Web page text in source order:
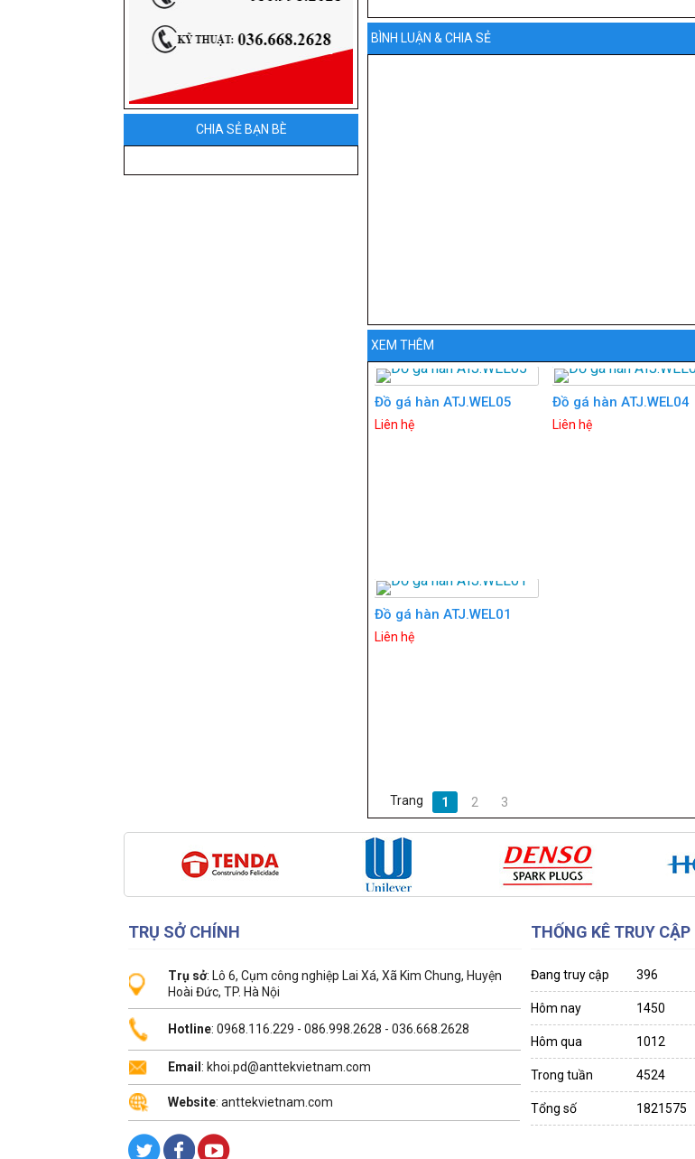
CHIA SẺ BẠN BÈ
BÌNH LUẬN & CHIA SẺ
XEM THÊM
Đồ gá hàn ATJ.WEL05
Liên hệ
Đồ gá hàn ATJ.WEL04
Liên hệ
Đồ gá hàn ATJ.WEL01
Liên hệ
Trang 1 2 3
TRỤ SỞ CHÍNH
Trụ sở: Lô 6, Cụm công nghiệp Lai Xá, Xã Kim Chung, Huyện
Hoài Đức, TP. Hà Nội
Hotline: 0968.116.229 - 086.998.2628 - 036.668.2628
Email : khoi.pd@anttekvietnam.com
Website: anttekvietnam.com
THỐNG KÊ TRUY CẬP
Đang truy cập 396
Hôm nay 1450
Hôm qua 1012
Trong tuần 4524
Tổng số 1821575